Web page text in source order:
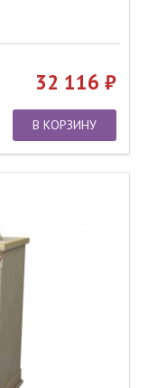
32 116
В КОРЗИНУ